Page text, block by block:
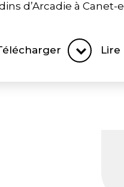
d’Arcadie à Canet-
Lire